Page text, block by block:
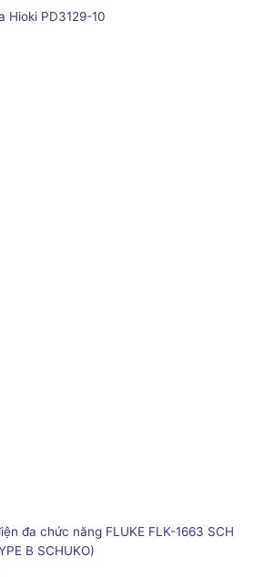
Hioki PD3129-10
đa chức năng FLUKE FLK-1663 SCH
B SCHUKO)